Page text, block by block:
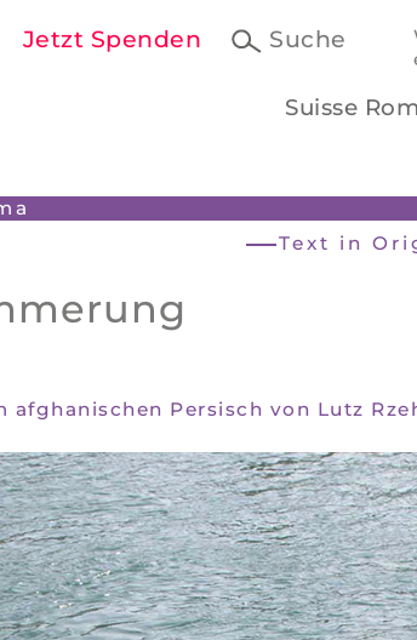
Jetzt Spenden Suche
Suisse
Text in
afghanischen Persisch von Lutz